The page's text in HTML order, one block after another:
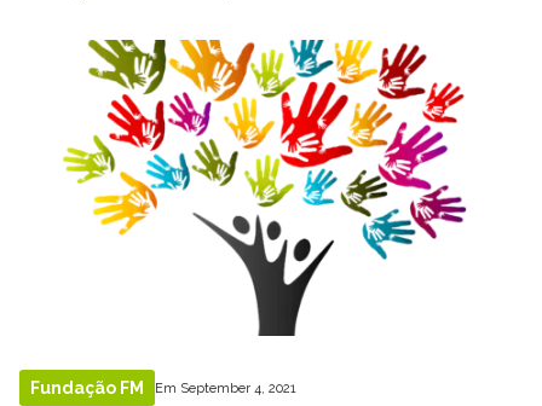
Fundação FM Em September 4, 2021